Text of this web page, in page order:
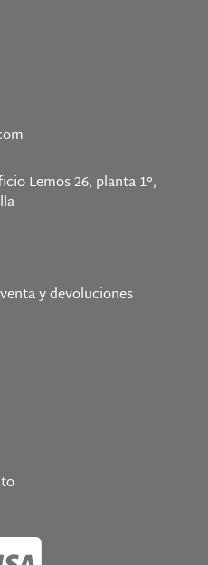
Lemos 26, planta 1°,
y devoluciones